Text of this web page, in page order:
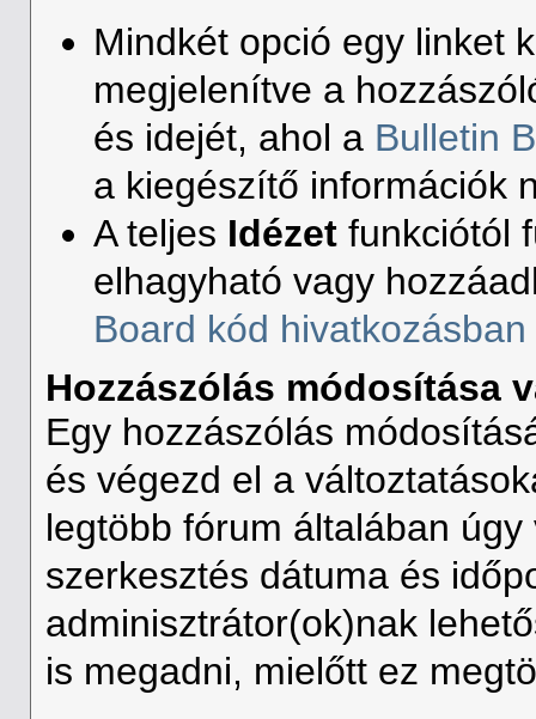
Mindkét opció egy linket
megjelenítve a
és idejét, ahol a Bulletin
a kiegészítő információk
A teljes Idézet funkciótól
elhagyható vagy
Board kód hivatkozásban
Hozzászólás módosítása
Egy hozzászólás
és végezd el a
legtöbb fórum általában
szerkesztés dátuma és
adminisztrátor(ok)nak
is megadni, mielőtt ez